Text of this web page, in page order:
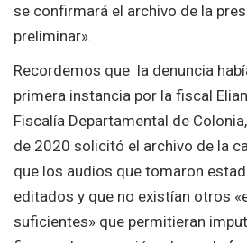
se confirmará el archivo de la
preliminar».
Recordemos que la denuncia
primera instancia por la fiscal
Fiscalía Departamental de
de 2020 solicitó el archivo de la
que los audios que tomaron
editados y que no existían otros
suficientes» que permitieran